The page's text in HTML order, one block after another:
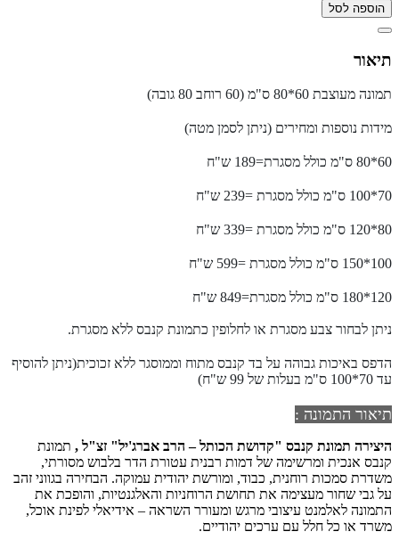
הוספה לסל
תיאור
תמונה מעוצבת 60*80 ס"מ (60 רוחב 80 גובה)
מידות נוספות ומחירים (ניתן לסמן מטה)
60*80 ס"מ כולל מסגרת=189 ש"ח
70*100 ס"מ כולל מסגרת =239 ש"ח
80*120 ס"מ כולל מסגרת =339 ש"ח
100*150 ס"מ כולל מסגרת =599 ש"ח
120*180 ס"מ כולל מסגרת=849 ש"ח
ניתן לבחור צבע מסגרת או לחלופין כתמונת קנבס ללא מסגרת.
הדפס באיכות גבוהה על בד קנבס מתוח וממוסגר ללא זכוכית(ניתן להוסיף
עד 70*100 ס"מ בעלות של 99 ש"ח)
תיאור התמונה :
היצירה תמונת קנבס "קדושת הכותל – הרב אברג'יל" זצ"ל , תמונת
קנבס אנכית ומרשימה של דמות רבנית עטורת הדר בלבוש מסורתי,
משדרת סמכות רוחנית, כבוד, ומורשת יהודית עמוקה. הבחירה בגווני זהב
על גבי שחור מעצימה את תחושת הרוחניות והאלגנטיות, והופכת את
התמונה לאלמנט עיצובי מרגש ומעורר השראה – אידיאלי לפינת אוכל,
משרד או כל חלל עם ערכים יהודיים.